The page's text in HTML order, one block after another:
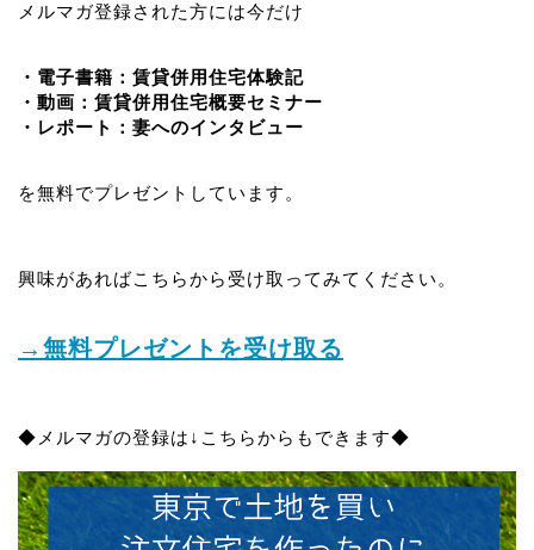
メルマガ登録された方には今だけ
・電子書籍：賃貸併用住宅体験記
・動画：賃貸併用住宅概要セミナー
・レポート：妻へのインタビュー
を無料でプレゼントしています。
興味があればこちらから受け取ってみてください。
→無料プレゼントを受け取る
◆メルマガの登録は↓こちらからもできます◆